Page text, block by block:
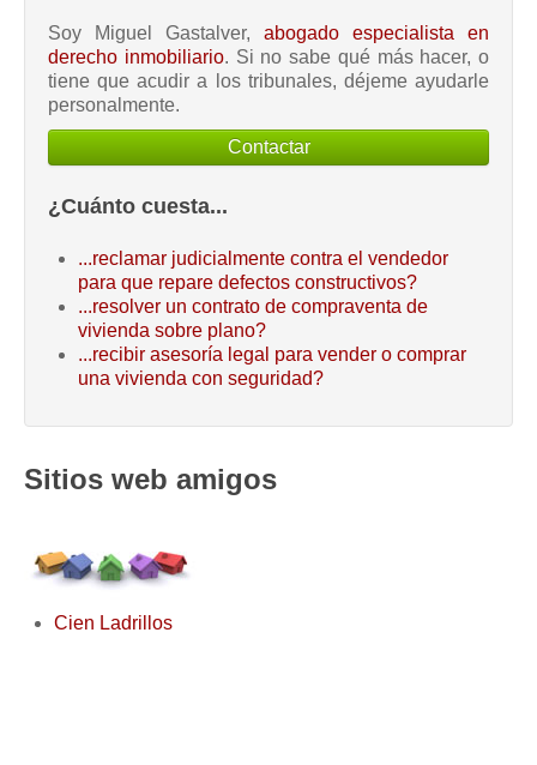
Soy Miguel Gastalver, abogado especialista en
derecho inmobiliario. Si no sabe qué más hacer, o
tiene que acudir a los tribunales, déjeme ayudarle
personalmente.
Contactar
¿Cuánto cuesta...
...reclamar judicialmente contra el vendedor
para que repare defectos constructivos?
...resolver un contrato de compraventa de
vivienda sobre plano?
...recibir asesoría legal para vender o comprar
una vivienda con seguridad?
Sitios web amigos
Cien Ladrillos